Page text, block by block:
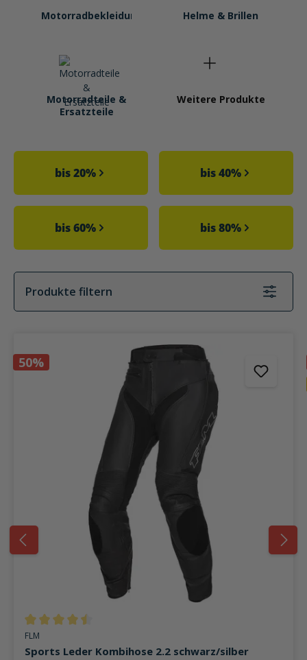
Motorradbekleidung Helme & Brillen
Motorradteile &
Ersatzteile
Weitere Produkte
Kategoriegalerie überspringen
bis 20% bis 40%
bis 60% bis 80%
Produkte filtern
50%
Durchschnittliche Bewertung von 4.6 von 5 Sternen
FLM
Sports Leder Kombihose 2.2 schwarz/silber